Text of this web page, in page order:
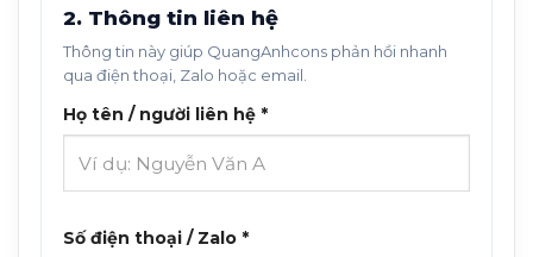
2. Thông tin liên hệ
Thông tin này giúp QuangAnhcons phản hồi nhanh
qua điện thoại, Zalo hoặc email.
Họ tên / người liên hệ *
Số điện thoại / Zalo *